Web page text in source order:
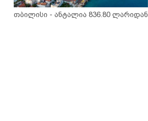
თბილისი - ანტალია 836.80 ლარიდან